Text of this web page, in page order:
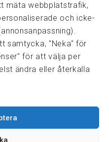
mäta webbplatstrafik,
och icke-
samtycka, "Neka" för
för att välja per
ändra eller återkalla
och Google Analytics